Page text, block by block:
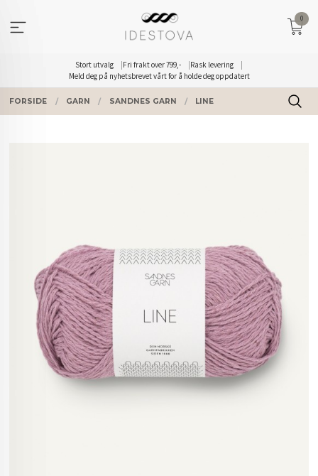
innholdet
Stort utvalg Fri frakt over 799,-
Rask levering
Meld deg på nyhetsbrevet vårt for å holde deg oppdatert
0
FORSIDE GARN SANDNES GARN LINE